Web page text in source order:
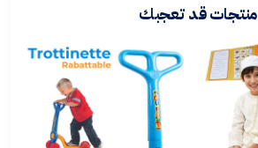
منتجات قد تعجبك